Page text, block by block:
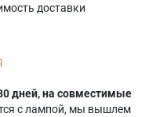
доставки
дней, на совместимые
с лампой, мы вышлем